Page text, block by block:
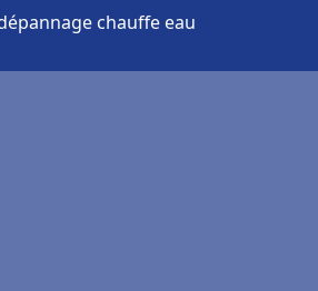
chauffe eau